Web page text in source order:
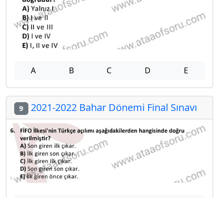
A B C D E
9 2021-2022 Bahar Dönemi Final Sınavı